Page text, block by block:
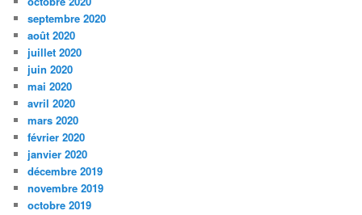
septembre 2020
août 2020
juillet 2020
juin 2020
mai 2020
avril 2020
mars 2020
février 2020
janvier 2020
décembre 2019
novembre 2019
octobre 2019